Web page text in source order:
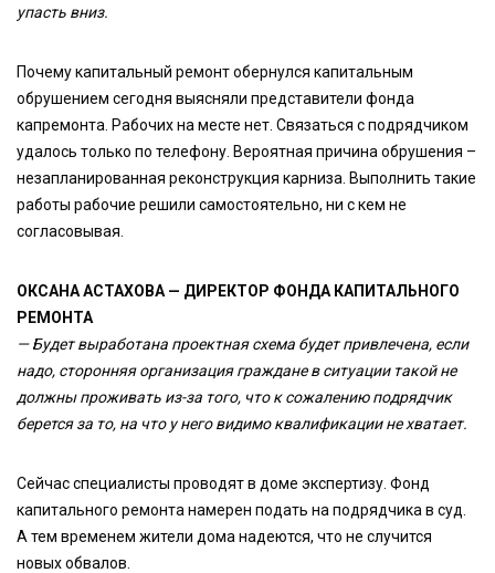
упасть вниз.
Почему капитальный ремонт обернулся капитальным
обрушением сегодня выясняли представители фонда
капремонта. Рабочих на месте нет. Связаться с подрядчиком
удалось только по телефону. Вероятная причина обрушения –
незапланированная реконструкция карниза. Выполнить такие
работы рабочие решили самостоятельно, ни с кем не
согласовывая.
ОКСАНА АСТАХОВА — ДИРЕКТОР ФОНДА КАПИТАЛЬНОГО
РЕМОНТА
— Будет выработана проектная схема будет привлечена, если
надо, сторонняя организация граждане в ситуации такой не
должны проживать из-за того, что к сожалению подрядчик
берется за то, на что у него видимо квалификации не хватает.
Сейчас специалисты проводят в доме экспертизу. Фонд
капитального ремонта намерен подать на подрядчика в суд.
А тем временем жители дома надеются, что не случится
новых обвалов.